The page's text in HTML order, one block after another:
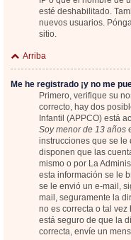
esté deshabilitado.
nuevos usuarios.
sitio.
Arriba
Me he registrado ¡y no me
Primero, verifique su
correcto, hay dos
Infantil (APPCO) está
Soy menor de 13 años
instrucciones que se le
disponen que las
mismo o por La
esta información se le
se le envió un e-mail,
mail, seguramente la
no es correcta o tal
está seguro de que la
correcta, envíe un